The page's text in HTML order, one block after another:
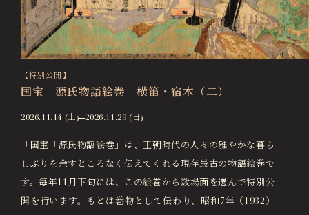
【特別公開】
国宝 源氏物語絵巻 横笛・宿木（二）
2026.11.14 (土) 2026.11.29 (日)
「国宝「源氏物語絵巻」は、王朝時代の人々の雅やかな暮ら
しぶりを余すところなく伝えてくれる現存最古の物語絵巻で
す。毎年11月下旬には、この絵巻から数場面を選んで特別公
開を行います。もとは巻物として伝わり、昭和7年（1932）